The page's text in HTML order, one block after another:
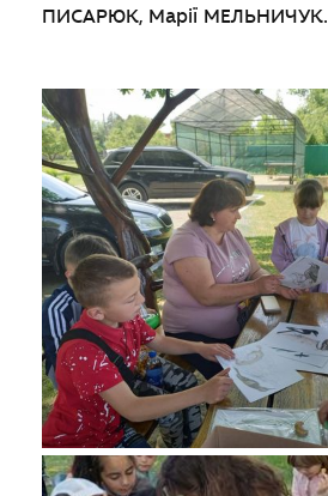
ПИСАРЮК, Марії МЕЛЬНИЧУК.